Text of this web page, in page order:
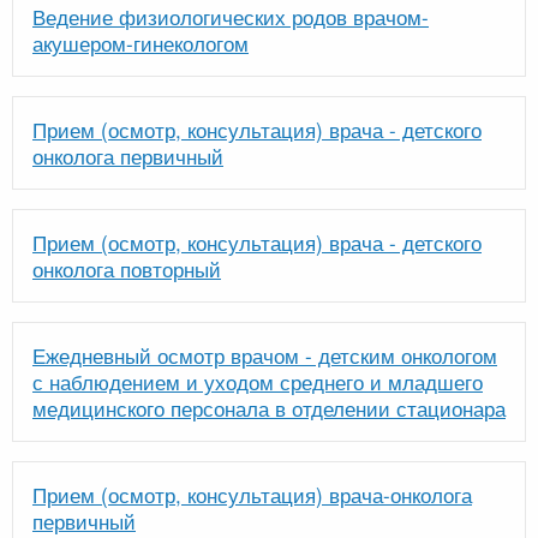
Ведение физиологических родов врачом-
акушером-гинекологом
Прием (осмотр, консультация) врача - детского
онколога первичный
Прием (осмотр, консультация) врача - детского
онколога повторный
Ежедневный осмотр врачом - детским онкологом
с наблюдением и уходом среднего и младшего
медицинского персонала в отделении стационара
Прием (осмотр, консультация) врача-онколога
первичный